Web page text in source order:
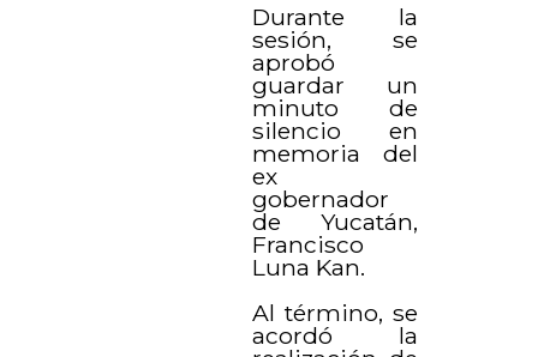
Durante la
sesión, se
aprobó
guardar un
minuto de
silencio en
memoria del
ex
gobernador
de Yucatán,
Francisco
Luna Kan.
Al término, se
acordó la